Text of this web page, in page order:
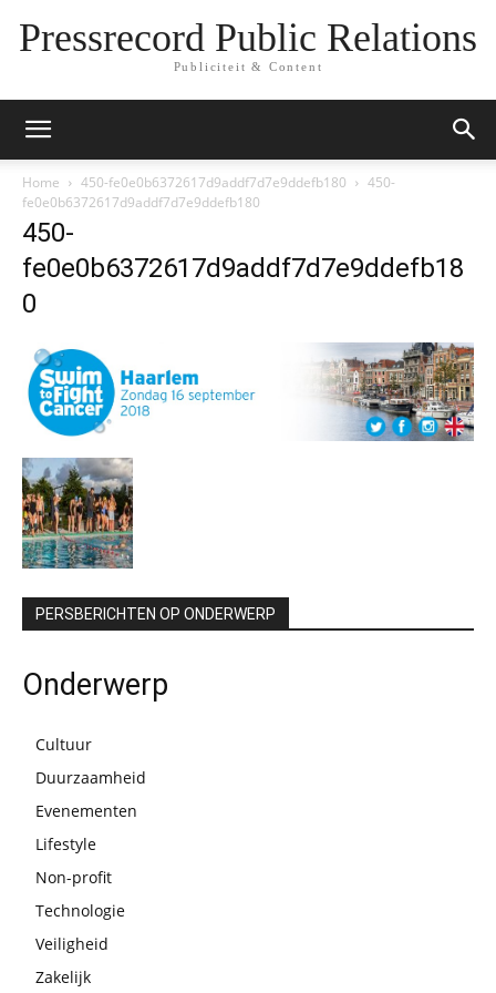
Pressrecord Public Relations
Publiciteit & Content
Home 450-fe0e0b6372617d9addf7d7e9ddefb180
450-
fe0e0b6372617d9addf7d7e9ddefb180
450-
fe0e0b6372617d9addf7d7e9ddefb18
0
PERSBERICHTEN OP ONDERWERP
Onderwerp
Cultuur
Duurzaamheid
Evenementen
Lifestyle
Non-profit
Technologie
Veiligheid
Zakelijk